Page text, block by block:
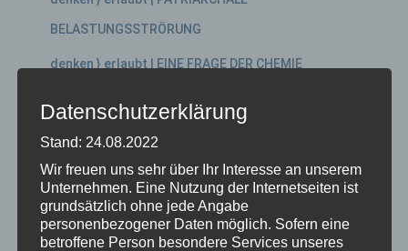
BELASTUNGSSTRÖRUNG
denken } erlaubt | EINE FRAGE DER CHEMIE
Neueste Kommentare
Archive
Datenschutzerklärung
Stand: 24.08.2022
Wir freuen uns sehr über Ihr Interesse an unserem
Unternehmen. Eine Nutzung der Internetseiten ist
grundsätzlich ohne jede Angabe
personenbezogener Daten möglich. Sofern eine
betroffene Person besondere Services unseres